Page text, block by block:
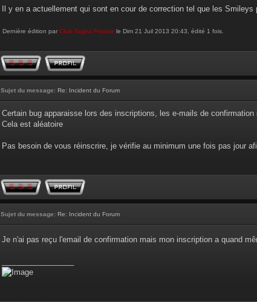
Il y en a actuellement qui sont en cour de correction tel que les Smileys
Dernière édition par Club Supra France le Dim 21 Juil 2013 20:43, édité 1 fois.
Sujet du message: Re: Incident du Forum
Certain bug apparaisse lors des inscriptions, les e-mails de
Cela est aléatoire
Pas besoin de vous réinscrire, je vérifie au minimum une fois pas jour
Sujet du message: Re: Incident du Forum
Je n'ai pas reçu l'email de confirmation mais mon inscription a quand